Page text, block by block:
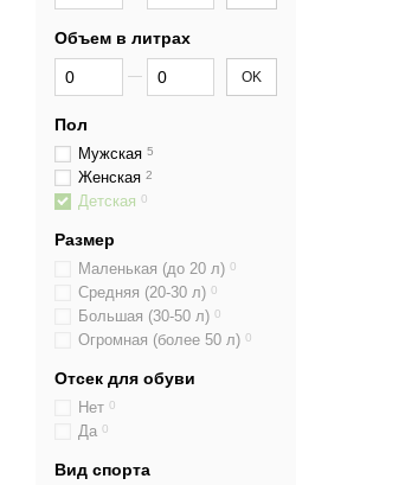
Объем в литрах
От Объем в литрах
До Объем в литрах OK
Пол
Мужская 5
Женская 2
Детская 0
Размер
Маленькая (до 20 л) 0
Средняя (20-30 л) 0
Большая (30-50 л) 0
Огромная (более 50 л) 0
Отсек для обуви
Нет 0
Да 0
Вид спорта